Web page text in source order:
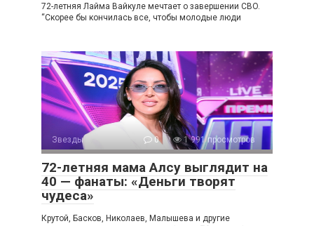
72-летняя Лайма Вайкуле мечтает о завершении CBO.
“Скорее бы кончилась все, чтобы молодые люди
Звезды 0 1 991 просмотров
72-летняя мама Алсу выглядит на
40 — фанаты: «Деньги творят
чудеса»
Крутой, Басков, Николаев, Малышева и другие